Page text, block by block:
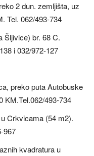
2 dun. zemljišta, uz
Tel. 062/493-734
Šljivice) br. 68 C.
i 032/972-127
preko puta Autobuske
KM.Tel.062/493-734
Crkvicama (54 m2).
967
kvadratura u